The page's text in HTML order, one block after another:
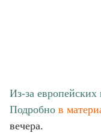
Из-за
Подробно в
вечера.